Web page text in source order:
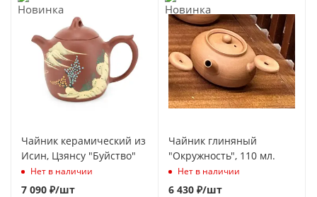
Чайник керамический из
Исин, Цзянсу "Буйство"
Нет в наличии
7 090 ₽/шт
Чайник глиняный
"Окружность", 110 мл.
Нет в наличии
6 430 ₽/шт